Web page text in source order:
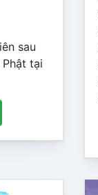
sau
tại